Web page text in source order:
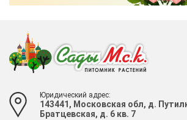
Юридический адрес:
143441, Московская обл, д.
Братцевская, д. 6 кв. 7